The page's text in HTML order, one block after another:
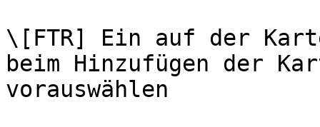
\[FTR] Ein auf der
beim Hinzufügen der
vorauswählen